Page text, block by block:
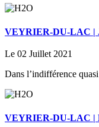
VEYRIER-DU-LAC |
Le 02 Juillet 2021
Dans l’indifférence
VEYRIER-DU-LAC |